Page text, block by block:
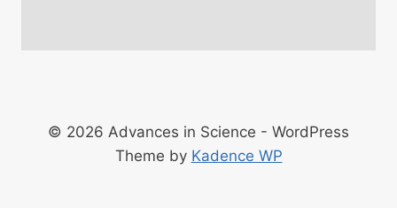
© 2026 Advances in Science - WordPress
Theme by Kadence WP